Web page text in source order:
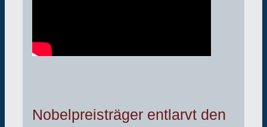
Nobelpreisträger entlarvt den